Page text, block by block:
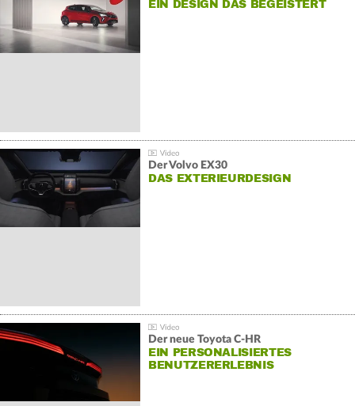
EIN DESIGN DAS BEGEISTERT
Der Volvo EX30
DAS EXTERIEURDESIGN
Der neue Toyota C-HR
EIN PERSONALISIERTES
BENUTZERERLEBNIS